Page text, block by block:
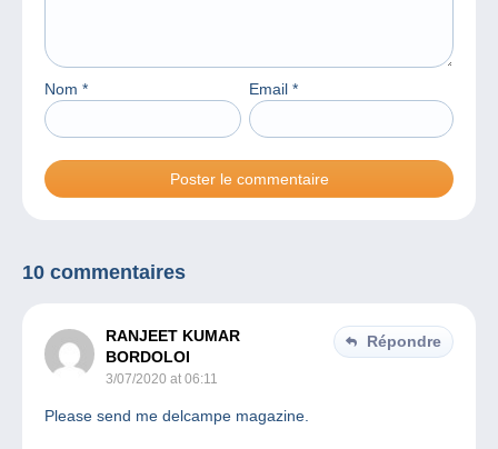
Nom * Email *
10 commentaires
RANJEET KUMAR
BORDOLOI
3/07/2020 at 06:11
Répondre
Please send me delcampe magazine.